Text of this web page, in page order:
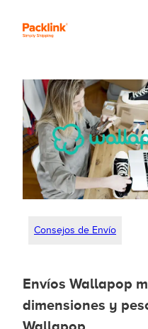
Consejos de Envío
Envíos Wallapop
dimensiones y